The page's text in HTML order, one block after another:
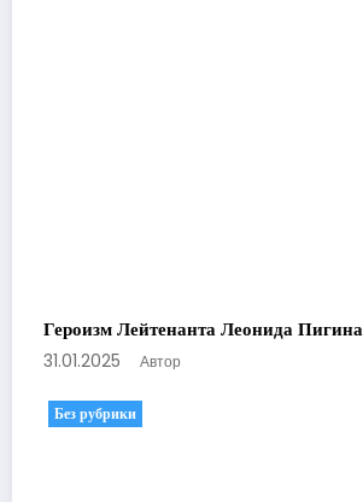
Героизм Лейтенанта Леонида Пигина
31.01.2025 Автор
Без рубрики